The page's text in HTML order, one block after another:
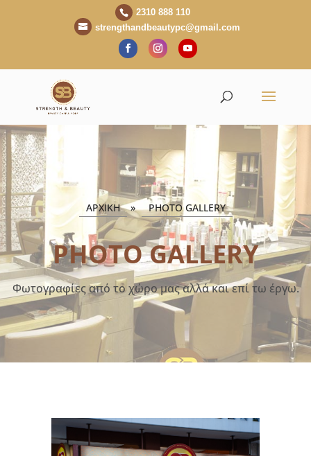
2310 888 110
strengthandbeautypc@gmail.com
ΑΡΧΙΚΗ » PHOTO GALLERY
PHOTO GALLERY
Φωτογραφίες από το χώρο μας αλλά και επί τω έργω.